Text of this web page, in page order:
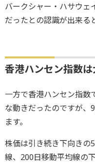
バークシャー・ハサウェ
だったとの認識が出来る
香港ハンセン指数
一方で香港ハンセン指数
な動きだったのですが、
ます。
株価は引き続き下向きの
線、200日移動平均線の